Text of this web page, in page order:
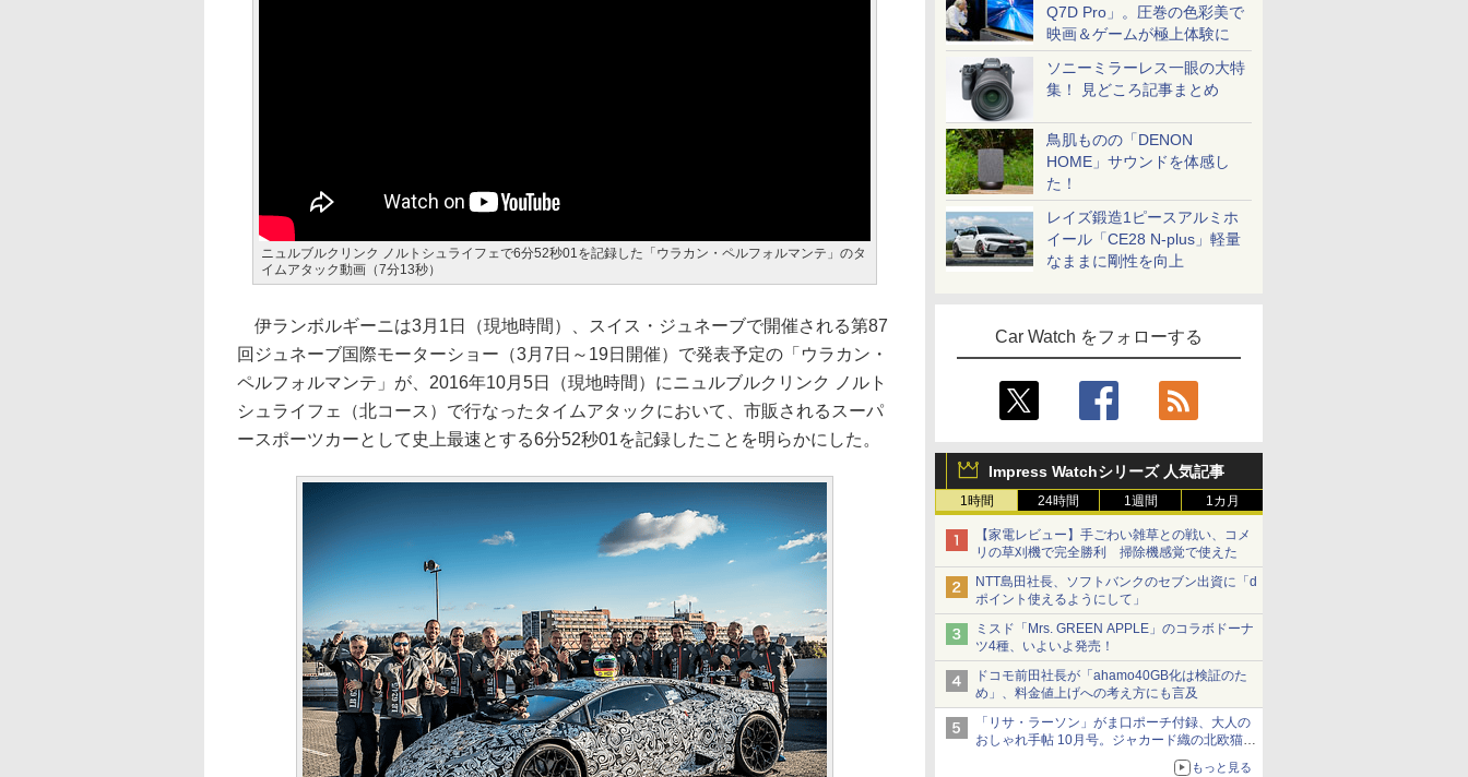
Q7D Pro」。圧巻の色彩美で
映画＆ゲームが極上体験に
ソニーミラーレス一眼の大特
集！ 見どころ記事まとめ
鳥肌ものの「DENON
HOME」サウンドを体感し
た！
レイズ鍛造1ピースアルミホ
イール「CE28 N-plus」軽量
なままに剛性を向上
Car Watch をフォローする
Impress Watchシリーズ 人気記事
1時間 24時間 1週間 1カ月
【家電レビュー】手ごわい雑草との戦い、コメ
リの草刈機で完全勝利 掃除機感覚で使えた
NTT島田社長、ソフトバンクのセブン出資に「d
ポイント使えるようにして」
ミスド「Mrs. GREEN APPLE」のコラボドーナ
ツ4種、いよいよ発売！
ドコモ前田社長が「ahamo40GB化は検証のた
め」、料金値上げへの考え方にも言及
「リサ・ラーソン」がま口ポーチ付録、大人の
おしゃれ手帖 10月号。ジャカード織の北欧猫デ
もっと見る
ニュルブルクリンク ノルトシュライフェで6分52秒01を記録した「ウラカン・ペルフォルマンテ」のタ
イムアタック動画（7分13秒）
伊ランボルギーニは3月1日（現地時間）、スイス・ジュネーブで開催される第87
回ジュネーブ国際モーターショー（3月7日～19日開催）で発表予定の「ウラカン・
ペルフォルマンテ」が、2016年10月5日（現地時間）にニュルブルクリンク ノルト
シュライフェ（北コース）で行なったタイムアタックにおいて、市販されるスーパ
ースポーツカーとして史上最速とする6分52秒01を記録したことを明らかにした。